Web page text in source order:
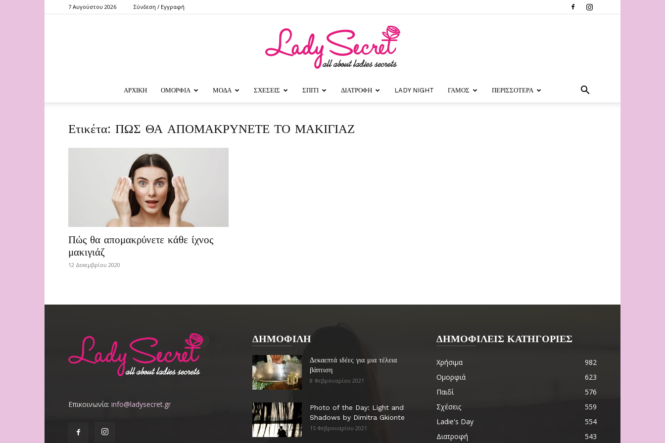
7 Αυγούστου 2026 Σύνδεση / Εγγραφή
ΑΡΧΙΚΗ ΟΜΟΡΦΙΑ ΜΟΔΑ ΣΧΕΣΕΙΣ ΣΠΙΤΙ ΔΙΑΤΡΟΦΗ LADY NIGHT ΓΑΜΟΣ ΠΕΡΙΣΣΟΤΕΡΑ
Ετικέτα: ΠΩΣ ΘΑ ΑΠΟΜΑΚΡΥΝΕΤΕ ΤΟ ΜΑΚΙΓΙΑΖ
Πώς θα απομακρύνετε κάθε ίχνος
μακιγιάζ
12 Δεκεμβρίου 2020
Επικοινωνία: info@ladysecret.gr
ΔΗΜΟΦΙΛΗ
Δεκαεπτά ιδέες για μια τέλεια
βάπτιση
8 Φεβρουαρίου 2021
Photo of the Day: Light and
Shadows by Dimitra Gkionte
15 Φεβρουαρίου 2021
ΔΗΜΟΦΙΛΕΙΣ ΚΑΤΗΓΟΡΙΕΣ
Χρήσιμα
982
Ομορφιά
623
Παιδί
576
Σχέσεις
559
Ladie's Day
554
Διατροφή
543